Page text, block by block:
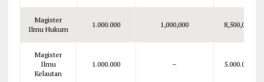
Magister
Ilmu Hukum
1.000.000 1,000,000 8,500,000
Magister
Ilmu
Kelautan
1.000.000 – 5.000.000